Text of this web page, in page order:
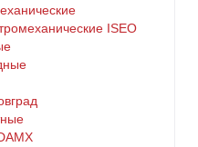
ISEO